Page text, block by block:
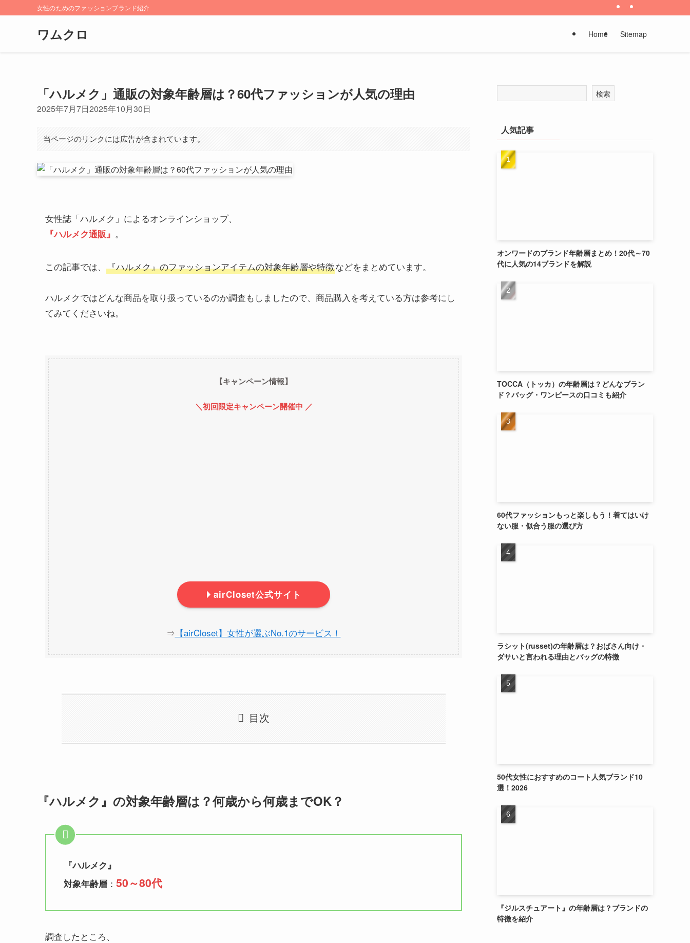
女性のためのファッションブランド紹介
ワムクロ Home Sitemap
「ハルメク」通販の対象年齢層は？60代ファッションが人気の理由
2025年7月7日2025年10月30日
当ページのリンクには広告が含まれています。
女性誌「ハルメク」によるオンラインショップ、
『ハルメク通販』 。
この記事では、 『ハルメク』のファッションアイテムの対象年齢層や特徴などをまとめています。
ハルメクではどんな商品を取り扱っているのか調査もしましたので、商品購入を考えている方は参考にし
てみてくださいね。
【キャンペーン情報】
＼初回限定キャンペーン開催中 ／
airCloset公式サイト
⇒ 【airCloset】女性が選ぶNo.1のサービス！
目次
『ハルメク』の対象年齢層は？何歳から何歳までOK？
『ハルメク 』
対象年齢層 ： 50～80代
調査したところ、
検索
人気記事
オンワードのブランド年齢層まとめ！20代～70
代に人気の14ブランドを解説
TOCCA（トッカ）の年齢層は？どんなブラン
ド？バッグ・ワンピースの口コミも紹介
60代ファッションもっと楽しもう！着てはいけ
ない服・似合う服の選び方
ラシット(russet)の年齢層は？おばさん向け・
ダサいと言われる理由とバッグの特徴
50代女性におすすめのコート人気ブランド10
選！2026
『ジルスチュアート』の年齢層は？ブランドの
特徴を紹介